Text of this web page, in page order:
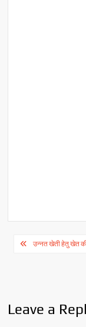
Postउन्नत खेती हेतु खेत
Leave a